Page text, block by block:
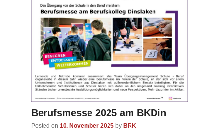
Berufsmesse 2025 am BKDin
Posted on 10. November 2025 by BRK